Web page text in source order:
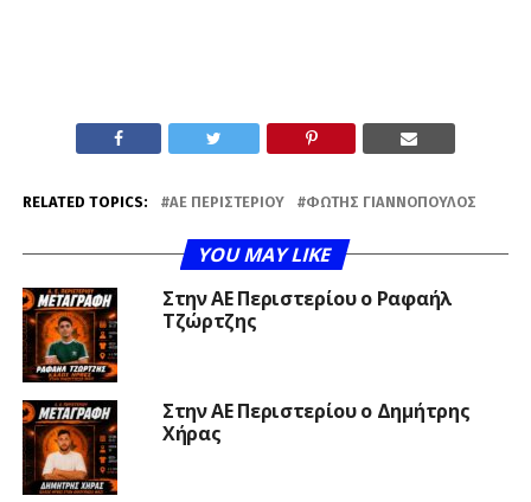
RELATED TOPICS: ΑΕ ΠΕΡΙΣΤΕΡΊΟΥ ΦΏΤΗΣ ΓΙΑΝΝΌΠΟΥΛΟΣ
YOU MAY LIKE
Στην ΑΕ Περιστερίου ο Ραφαήλ
Τζώρτζης
Στην ΑΕ Περιστερίου ο Δημήτρης
Χήρας